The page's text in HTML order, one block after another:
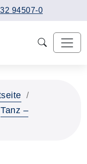
94507-0
Tanz –